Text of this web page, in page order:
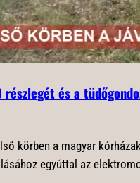
részlegét és a
körben a magyar
egyúttal az